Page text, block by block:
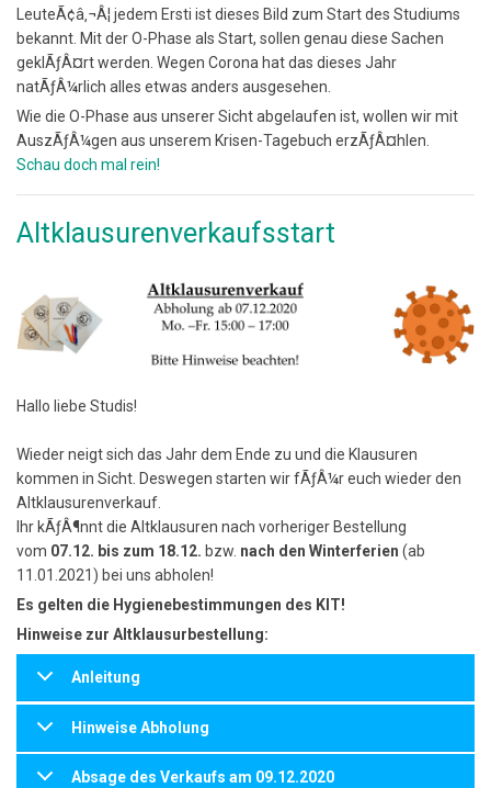
LeuteÃ¢â‚¬Â¦ jedem Ersti ist dieses Bild zum Start des Studiums
bekannt. Mit der O-Phase als Start, sollen genau diese Sachen
geklÃƒÂ¤rt werden. Wegen Corona hat das dieses Jahr
natÃƒÂ¼rlich alles etwas anders ausgesehen.
Wie die O-Phase aus unserer Sicht abgelaufen ist, wollen wir mit
AuszÃƒÂ¼gen aus unserem Krisen-Tagebuch erzÃƒÂ¤hlen.
Schau doch mal rein!
Altklausurenverkaufsstart
Hallo liebe Studis!
Wieder neigt sich das Jahr dem Ende zu und die Klausuren
kommen in Sicht. Deswegen starten wir fÃƒÂ¼r euch wieder den
Altklausurenverkauf.
Ihr kÃƒÂ¶nnt die Altklausuren nach vorheriger Bestellung
vom 07.12. bis zum 18.12. bzw. nach den Winterferien (ab
11.01.2021) bei uns abholen!
Es gelten die Hygienebestimmungen des KIT!
Hinweise zur Altklausurbestellung:
Anleitung
Hinweise Abholung
Absage des Verkaufs am 09.12.2020